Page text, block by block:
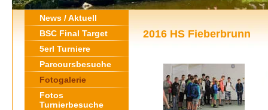
News / Aktuell
BSC Final Target
5erl Turniere
Parcoursbesuche
Fotogalerie
Fotos
Turnierbesuche
2016 HS Fieberbrunn